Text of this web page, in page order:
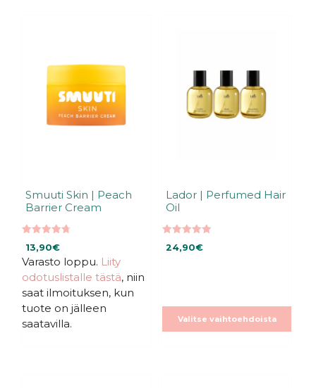
Smuuti Skin | Peach
Barrier Cream
5:stä
13,90€
Varasto loppu. Liity
odotuslistalle tästä, niin
saat ilmoituksen, kun
tuote on jälleen
saatavilla.
Lador | Perfumed Hair
Oil
5:stä
24,90€
Valitse vaihtoehdoista
useampi
muunnelma.
tehdä